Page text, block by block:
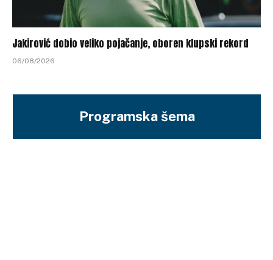
Jakirović dobio veliko pojačanje, oboren klupski rekord
06/08/2026
Programska šema